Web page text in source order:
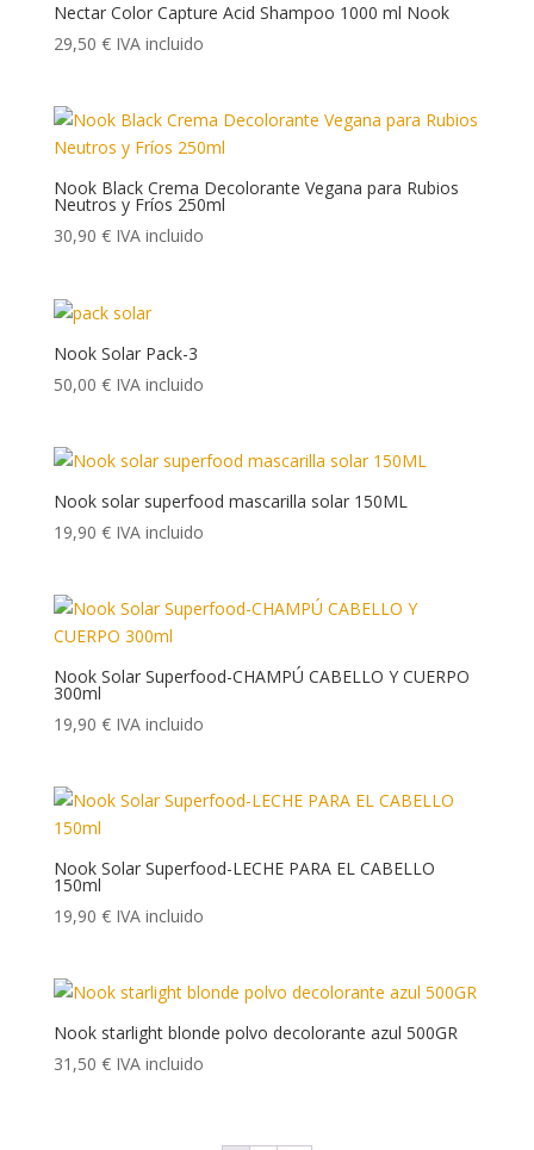
Nectar Color Capture Acid Shampoo 1000 ml Nook
29,50 € IVA incluido
Nook Black Crema Decolorante Vegana para Rubios
Neutros y Fríos 250ml
30,90 € IVA incluido
Nook Solar Pack-3
50,00 € IVA incluido
Nook solar superfood mascarilla solar 150ML
19,90 € IVA incluido
Nook Solar Superfood-CHAMPÚ CABELLO Y CUERPO
300ml
19,90 € IVA incluido
Nook Solar Superfood-LECHE PARA EL CABELLO
150ml
19,90 € IVA incluido
Nook starlight blonde polvo decolorante azul 500GR
31,50 € IVA incluido